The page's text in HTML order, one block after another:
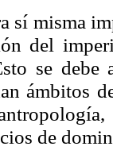
sí misma
del
se debe
ámbitos
de